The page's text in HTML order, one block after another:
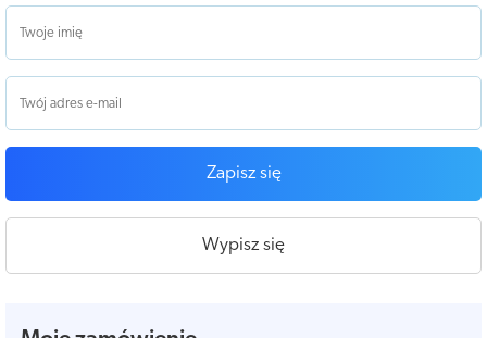
Zapisz się
Wypisz się